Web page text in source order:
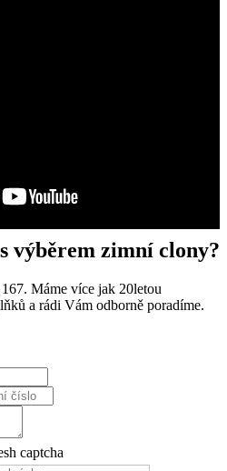
výběrem zimní clony?
Máme více jak 20letou
a rádi Vám odborně poradíme.